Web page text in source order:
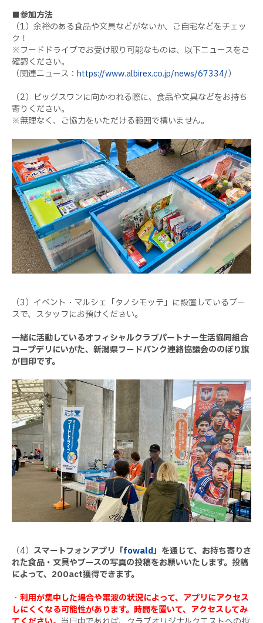
■参加方法
（1）余裕のある食品や文具などがないか、ご自宅などをチェッ
ク！
※フードドライブでお受け取り可能なものは、以下ニュースをご
確認ください。
（関連ニュース： https://www.albirex.co.jp/news/67334/）
（2）ビッグスワンに向かわれる際に、食品や文具などをお持ち
寄りください。
※無理なく、ご協力をいただける範囲で構いません。
（3）イベント・マルシェ「タノシモッテ」に設置しているブー
スで、スタッフにお預けください。
一緒に活動しているオフィシャルクラブパートナー生活協同組合
コープデリにいがた、新潟県フードバンク連絡協議会ののぼり旗
が目印です。
（4） スマートフォンアプリ「fowald」を通じて、お持ち寄りさ
れた食品・文具やブースの写真の投稿をお願いいたします。投稿
によって、200act獲得できます。
・ 利用が集中した場合や電波の状況によって、アプリにアクセス
しにくくなる可能性があります。時間を置いて、アクセスしてみ